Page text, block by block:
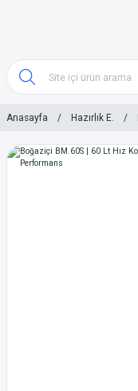
Anasayfa Hazırlık E.